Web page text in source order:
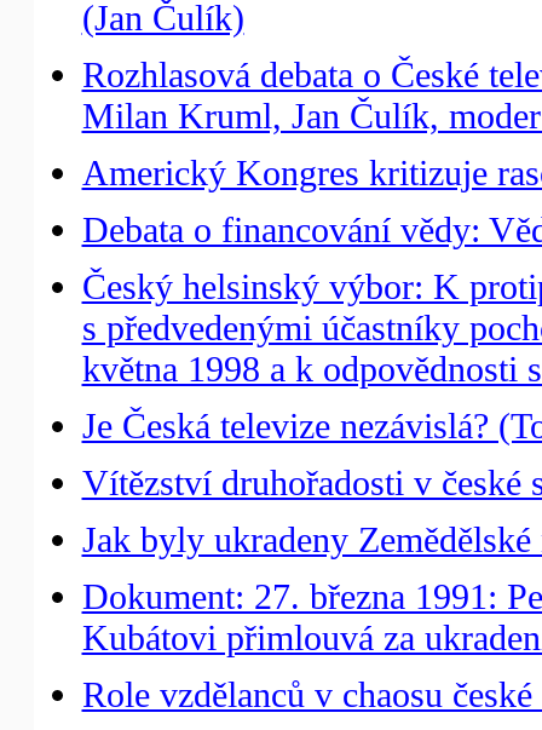
(Jan Čulík)
Rozhlasová debata o České
Milan Kruml, Jan Čulík,
Americký Kongres kritizuje
Debata o financování vědy:
Český helsinský výbor: K
s předvedenými účastníky
května 1998 a k odpovědnosti
Je Česká televize nezávislá?
Vítězství druhořadosti v české
Jak byly ukradeny
Dokument: 27. března 1991:
Kubátovi přimlouvá za
Role vzdělanců v chaosu